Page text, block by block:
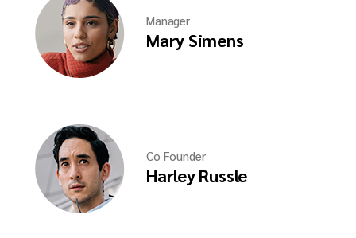
Manager
Mary Simens
Co Founder
Harley Russle